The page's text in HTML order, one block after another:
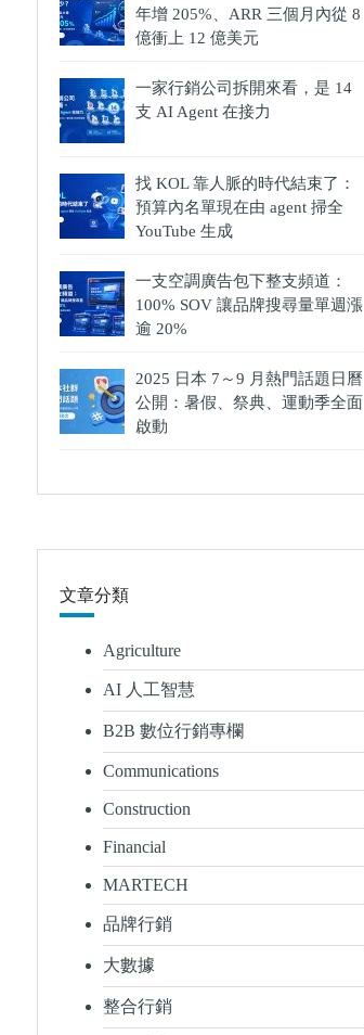
年增 205%、ARR 三個月內從 8
億衝上 12 億美元
一家行銷公司拆開來看，是 14
支 AI Agent 在接力
找 KOL 靠人脈的時代結束了：
預算內名單現在由 agent 掃全
YouTube 生成
一支空調廣告包下整支頻道：
100% SOV 讓品牌搜尋量單週漲
逾 20%
2025 日本 7～9 月熱門話題日曆
公開：暑假、祭典、運動季全面
啟動
文章分類
Agriculture
AI 人工智慧
B2B 數位行銷專欄
Communications
Construction
Financial
MARTECH
品牌行銷
大數據
整合行銷